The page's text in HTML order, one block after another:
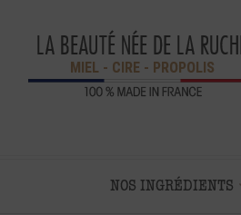
LA BEAUTÉ NÉE DE LA
MIEL - CIRE - PROPOLIS
NOS INGRÉDIENTS